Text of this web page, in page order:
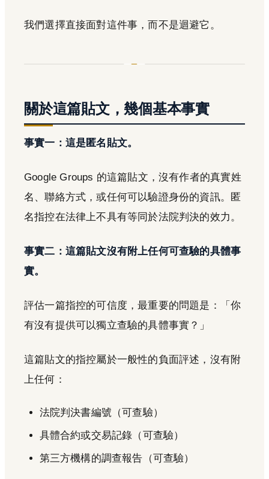
我們選擇直接面對這件事，而不是迴避它。
關於這篇貼文，幾個基本事實
事實一：這是匿名貼文。
Google Groups 的這篇貼文，沒有作者的真實姓
名、聯絡方式，或任何可以驗證身份的資訊。匿
名指控在法律上不具有等同於法院判決的效力。
事實二：這篇貼文沒有附上任何可查驗的具體事
實。
評估一篇指控的可信度，最重要的問題是：「你
有沒有提供可以獨立查驗的具體事實？」
這篇貼文的指控屬於一般性的負面評述，沒有附
上任何：
法院判決書編號（可查驗）
具體合約或交易記錄（可查驗）
第三方機構的調查報告（可查驗）